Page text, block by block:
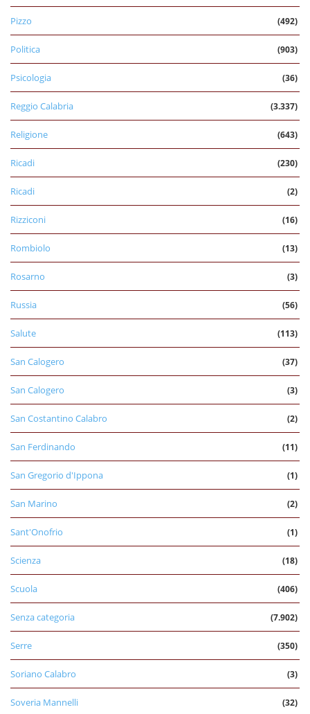
Pizzo (492)
Politica (903)
Psicologia (36)
Reggio Calabria (3.337)
Religione (643)
Ricadi (230)
Ricadi (2)
Rizziconi (16)
Rombiolo (13)
Rosarno (3)
Russia (56)
Salute (113)
San Calogero (37)
San Calogero (3)
San Costantino Calabro (2)
San Ferdinando (11)
San Gregorio d'Ippona (1)
San Marino (2)
Sant'Onofrio (1)
Scienza (18)
Scuola (406)
Senza categoria (7.902)
Serre (350)
Soriano Calabro (3)
Soveria Mannelli (32)